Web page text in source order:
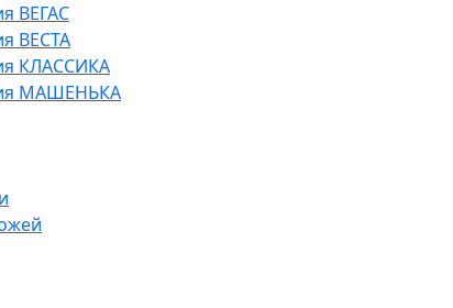
ВЕГАС
ВЕСТА
КЛАССИКА
МАШЕНЬКА